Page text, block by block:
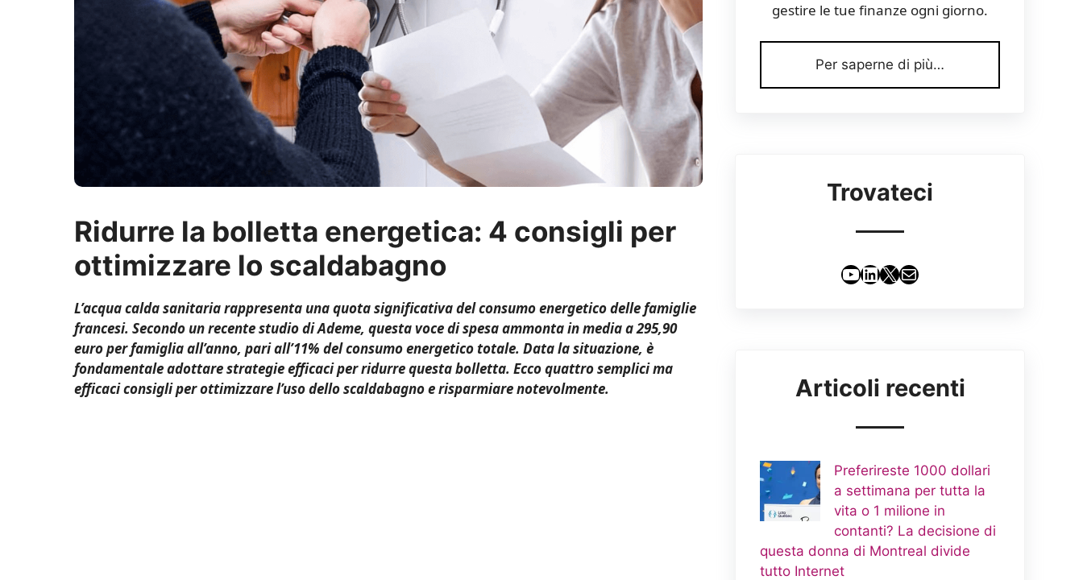
Ridurre la bolletta energetica: 4 consigli per
ottimizzare lo scaldabagno
L’acqua calda sanitaria rappresenta una quota significativa del consumo energetico delle famiglie
francesi. Secondo un recente studio di Ademe, questa voce di spesa ammonta in media a 295,90
euro per famiglia all’anno, pari all’11% del consumo energetico totale. Data la situazione, è
fondamentale adottare strategie efficaci per ridurre questa bolletta. Ecco quattro semplici ma
efficaci consigli per ottimizzare l’uso dello scaldabagno e risparmiare notevolmente.
gestire le tue finanze ogni giorno.
Per saperne di più…
Trovateci
YouTube
LinkedIn
X Email
Articoli recenti
Preferireste 1000 dollari
a settimana per tutta la
vita o 1 milione in
contanti? La decisione di
questa donna di Montreal divide
tutto Internet